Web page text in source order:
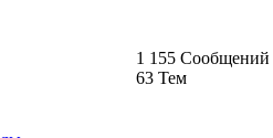
1 155 Сообщений
63 Тем